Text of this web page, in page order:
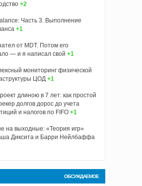
+2
Часть 3. Выполнение
+1
от MDT. Потом его
— и я написал свой +1
мониторинг физической
ЦОД +1
длиною в 7 лет: как простой
долгов дорос до учета
и налогов по FIFO +1
на выходные: «Теория игр»
Диксита и Барри Нейлбаффа
ОБСУЖДАЕМОЕ